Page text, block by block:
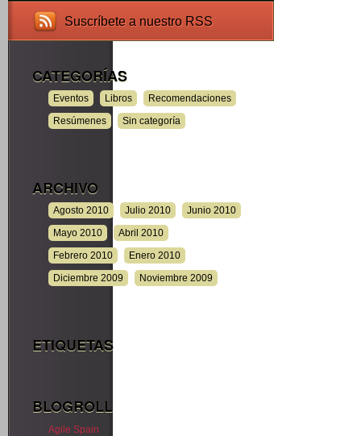
Suscríbete a nuestro RSS
CATEGORÍAS
Eventos Libros
Recomendaciones
Resúmenes
Sin categoría
ARCHIVO
Agosto 2010 Julio 2010
Junio 2010
Mayo 2010
Abril 2010
Febrero 2010
Enero 2010
Diciembre 2009
Noviembre 2009
ETIQUETAS
BLOGROLL
Agile Spain